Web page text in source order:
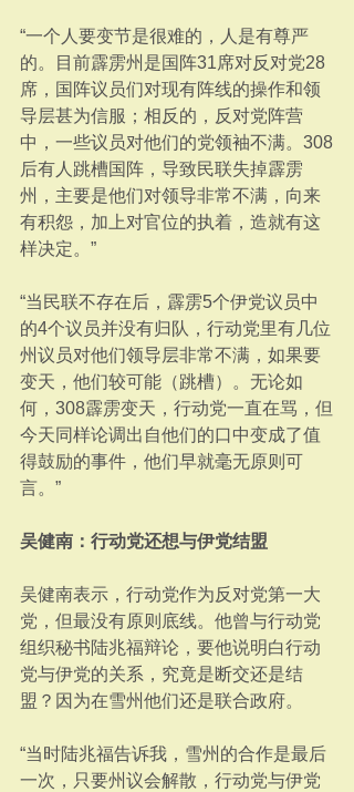
“一个人要变节是很难的，人是有尊严
的。目前霹雳州是国阵31席对反对党28
席，国阵议员们对现有阵线的操作和领
导层甚为信服；相反的，反对党阵营
中，一些议员对他们的党领袖不满。308
后有人跳槽国阵，导致民联失掉霹雳
州，主要是他们对领导非常不满，向来
有积怨，加上对官位的执着，造就有这
样决定。”
“当民联不存在后，霹雳5个伊党议员中
的4个议员并没有归队，行动党里有几位
州议员对他们领导层非常不满，如果要
变天，他们较可能（跳槽）。无论如
何，308霹雳变天，行动党一直在骂，但
今天同样论调出自他们的口中变成了值
得鼓励的事件，他们早就毫无原则可
言。”
吴健南：行动党还想与伊党结盟
吴健南表示，行动党作为反对党第一大
党，但最没有原则底线。他曾与行动党
组织秘书陆兆福辩论，要他说明白行动
党与伊党的关系，究竟是断交还是结
盟？因为在雪州他们还是联合政府。
“当时陆兆福告诉我，雪州的合作是最后
一次，只要州议会解散，行动党与伊党